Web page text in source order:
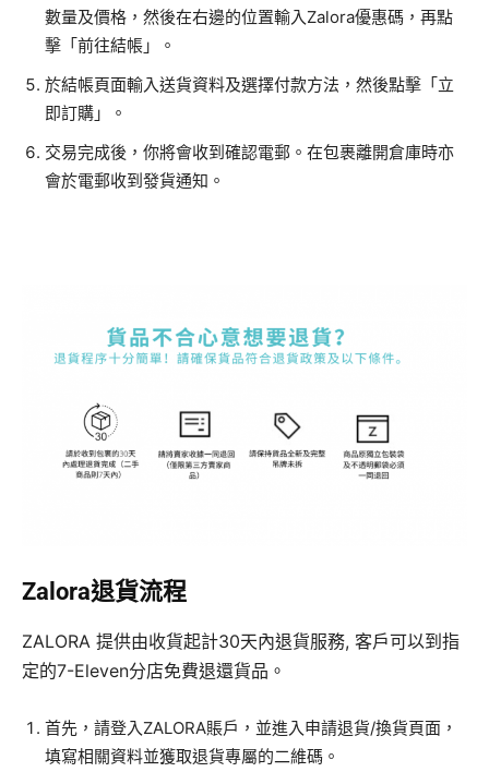
數量及價格，然後在右邊的位置輸入Zalora優惠碼，再點
擊「前往結帳」。
於結帳頁面輸入送貨資料及選擇付款方法，然後點擊「立
即訂購」。
交易完成後，你將會收到確認電郵。在包裹離開倉庫時亦
會於電郵收到發貨通知。
Zalora退貨流程
ZALORA 提供由收貨起計30天內退貨服務, 客戶可以到指
定的7-Eleven分店免費退還貨品。
首先，請登入ZALORA賬戶，並進入申請退貨/換貨頁面，
填寫相關資料並獲取退貨專屬的二維碼。